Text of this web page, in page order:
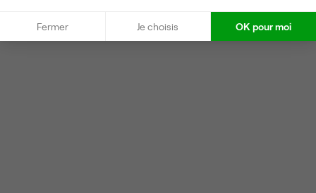
Fermer Je choisis OK pour moi